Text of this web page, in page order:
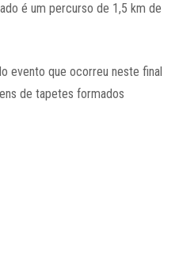
é um percurso de 1,5 km de
evento que ocorreu neste final
de tapetes formados